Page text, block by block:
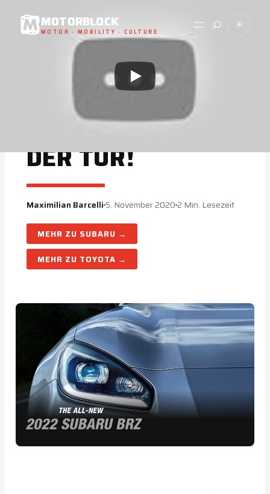
Zum
Inhalt MOTORBLOCK
MOTOR · MOBILITY · CULTURE Suche ☀
NEUER SUBARU
BRZ STEHT VOR
DER TÜR!
Maximilian Barcelli5. November 20202 Min. Lesezeit
SUBARU
TOYOTA